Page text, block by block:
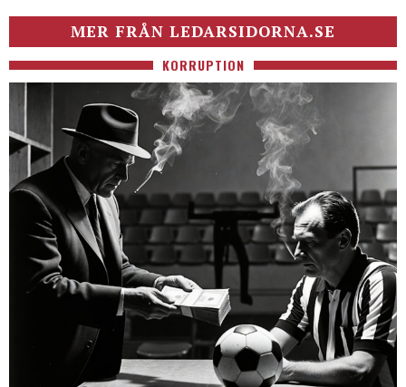
MER FRÅN LEDARSIDORNA.SE
KORRUPTION